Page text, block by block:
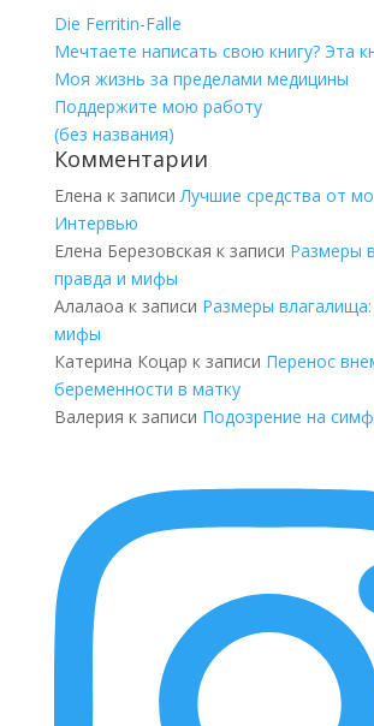
Die Ferritin-Falle
Мечтаете написать свою книгу? Эта
Моя жизнь за пределами медицины
Поддержите мою работу
(без названия)
Комментарии
Елена к записиЛучшие средства от
Интервью
Елена Березовская к записи Размеры
правда и мифы
Алалаоа к записи Размеры
мифы
Катерина Коцар к записи Перенос
беременности в матку
Валерия к записи Подозрение на